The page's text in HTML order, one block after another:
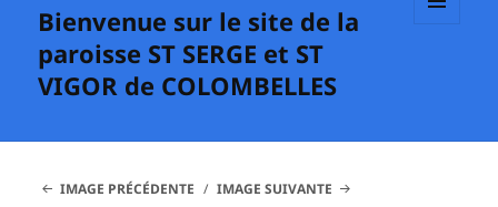
Bienvenue sur le site de la
paroisse ST SERGE et ST
VIGOR de COLOMBELLES
IMAGE PRÉCÉDENTE IMAGE SUIVANTE